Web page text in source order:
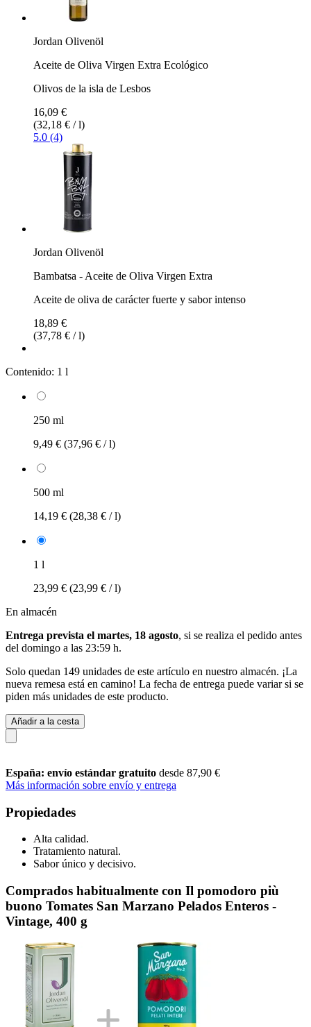
Jordan Olivenöl
Aceite de Oliva Virgen Extra Ecológico
Olivos de la isla de Lesbos
16,09 €
(32,18 € / l)
5.0 (4)
Jordan Olivenöl
Bambatsa - Aceite de Oliva Virgen Extra
Aceite de oliva de carácter fuerte y sabor intenso
18,89 €
(37,78 € / l)
Contenido: 1 l
250 ml
9,49 € (37,96 € / l)
500 ml
14,19 € (28,38 € / l)
1 l
23,99 € (23,99 € / l)
En almacén
Entrega prevista el martes, 18 agosto, si se realiza el pedido antes
del domingo a las 23:59 h.
Solo quedan 149 unidades de este artículo en nuestro almacén. ¡La
nueva remesa está en camino! La fecha de entrega puede variar si se
piden más unidades de este producto.
Añadir a la cesta
España: envío estándar gratuito desde 87,90 €
Más información sobre envío y entrega
Propiedades
Alta calidad.
Tratamiento natural.
Sabor único y decisivo.
Comprados habitualmente con Il pomodoro più
buono Tomates San Marzano Pelados Enteros -
Vintage, 400 g